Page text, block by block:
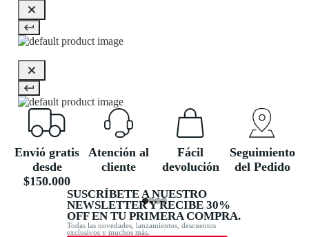
Envió gratis
desde
$150.000
Atención al
cliente
Fácil
devolución
Seguimiento
del Pedido
SUSCRÍBETE A NUESTRO
NEWSLETTER Y RECIBE 30%
OFF EN TU PRIMERA COMPRA.
Todas las novedades, lanzamientos, descuentos
exclusivos y muchos más.